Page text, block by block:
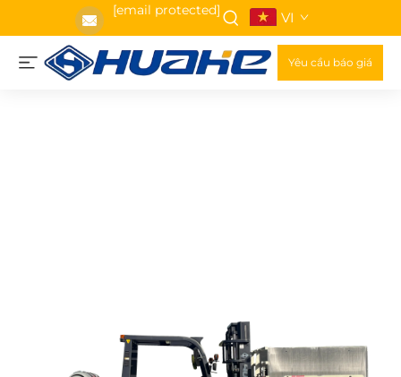
[email protected] VI
Yêu cầu báo giá